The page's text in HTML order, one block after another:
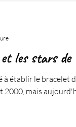
les stars de
de bras au
2000, mais